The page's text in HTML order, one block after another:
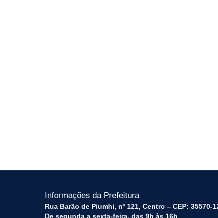
Informações da Prefeitura
Rua Barão de Piumhi, nº 121, Centro – CEP: 35570-
De segunda a sexta-feira, das 9h às 16h